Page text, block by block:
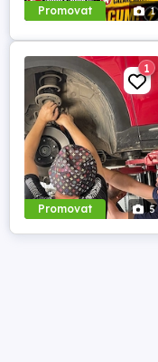
Promovat 1
Promovat 5
1